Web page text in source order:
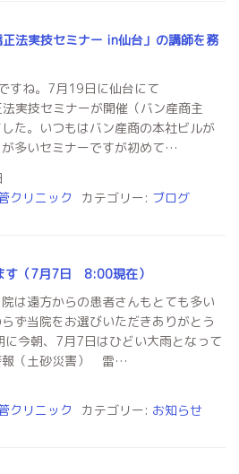
正法実技セミナー in仙台」の講師を務
すね。7月19日に仙台にて
実技セミナーが開催（バン産商主
た。いつもはバン産商の本社ビルが
多いセミナーですが初めて…
クリニック カテゴリー: ブログ
す（7月7日 8:00現在）
は遠方からの患者さんもとても多い
ず当院をお選びいただきありがとう
に今朝、7月7日はひどい大雨となって
報（土砂災害） 雷…
クリニック カテゴリー: お知らせ